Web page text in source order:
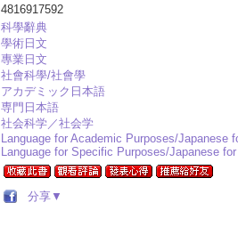
4816917592
科學辭典
學術日文
專業日文
社會科學/社會學
アカデミック日本語
専門日本語
社会科学／社会学
Language for Academic Purposes/Japanese
Language for Specific Purposes/Japanese
分享▼